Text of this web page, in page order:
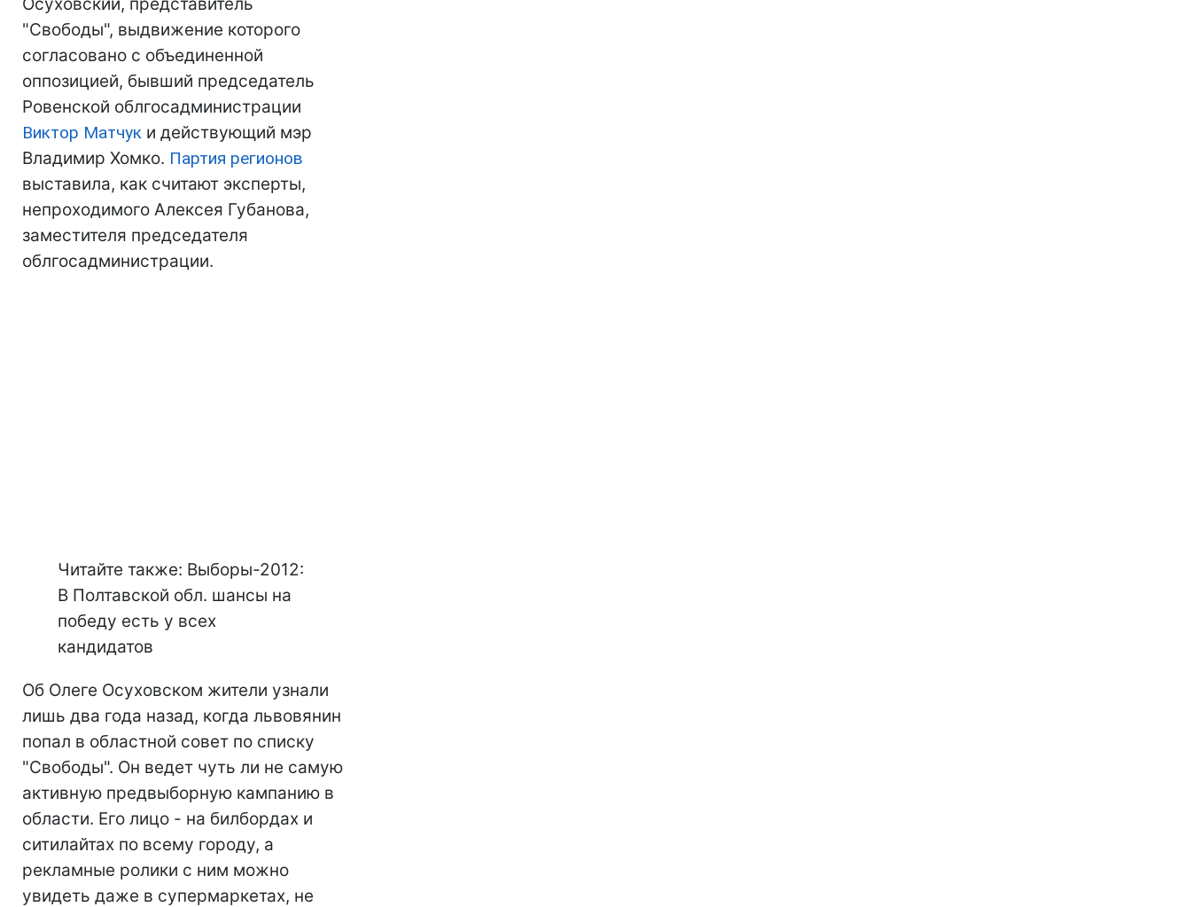
"Свободы", выдвижение которого
согласовано с объединенной
оппозицией, бывший председатель
Ровенской облгосадминистрации
Виктор Матчук и действующий мэр
Владимир Хомко. Партия регионов
выставила, как считают эксперты,
непроходимого Алексея Губанова,
заместителя председателя
облгосадминистрации.
Читайте также: Выборы-2012:
В Полтавской обл. шансы на
победу есть у всех
кандидатов
Об Олеге Осуховском жители узнали
лишь два года назад, когда львовянин
попал в областной совет по списку
"Свободы". Он ведет чуть ли не самую
активную предвыборную кампанию в
области. Его лицо - на билбордах и
ситилайтах по всему городу, а
рекламные ролики с ним можно
увидеть даже в супермаркетах, не